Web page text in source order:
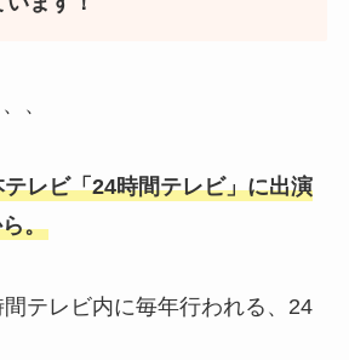
、
レビ「24時間テレビ」に出演
。
テレビ内に毎年行われる、24